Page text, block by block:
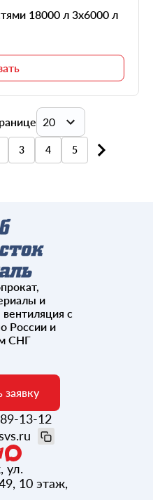
18000 л 3х6000 л
20
20
3 4 5
и
с
России и
СНГ
заявку
13-12
, ул.
10 этаж,